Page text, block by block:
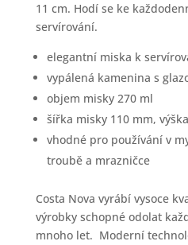
11 cm. Hodí se ke
servírování.
elegantní miska k
vypálená kamenina s
objem misky 270 ml
šířka misky 110 mm,
vhodné pro používání v
troubě a mrazničce
Costa Nova vyrábí vysoce
výrobky schopné odolat
mnoho let. Moderní